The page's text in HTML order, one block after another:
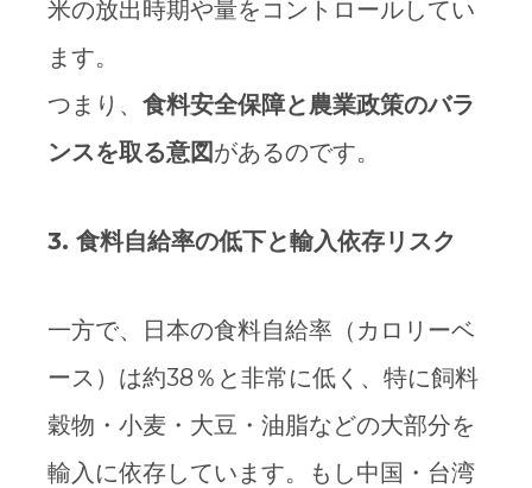
米の放出時期や量をコントロールしてい
ます。
つまり、 食料安全保障と農業政策のバラ
ンスを取る意図があるのです。
3. 食料自給率の低下と輸入依存リスク
一方で、日本の食料自給率（カロリーベ
ース）は約38％と非常に低く、特に飼料
穀物・小麦・大豆・油脂などの大部分を
輸入に依存しています。もし中国・台湾